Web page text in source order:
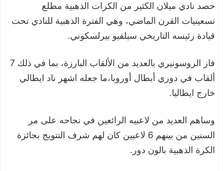
حصد نادي ميلان الكثير من الكرات الذهبية مطلع
تسعينيات القرن الماضي، وهي الفترة الذهبية للنادي تحت
قيادة رئيسه التاريخي سيلفيو بيرلسكوني.
فاز الروسونيري بالعديد من الألقاب البارزة، بما في ذلك 7
ألقاب في دوري أبطال أوروبا،ما جعله اشهر ناد ايطالي
خارج ايطاليا.
وساهم العديد من لاعبيه الرائعين في نجاحه على مر
السنين من بينهم 6 لاعبين كان لهم شرف التتويج بجائزة
الكرة الذهبية بالون دور.